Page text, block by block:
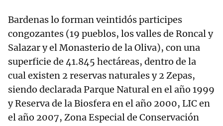
Bardenas lo forman veintidós participes
congozantes (19 pueblos, los valles de Roncal y
Salazar y el Monasterio de la Oliva), con una
superficie de 41.845 hectáreas, dentro de la
cual existen 2 reservas naturales y 2 Zepas,
siendo declarada Parque Natural en el año 1999
y Reserva de la Biosfera en el año 2000, LIC en
el año 2007, Zona Especial de Conservación